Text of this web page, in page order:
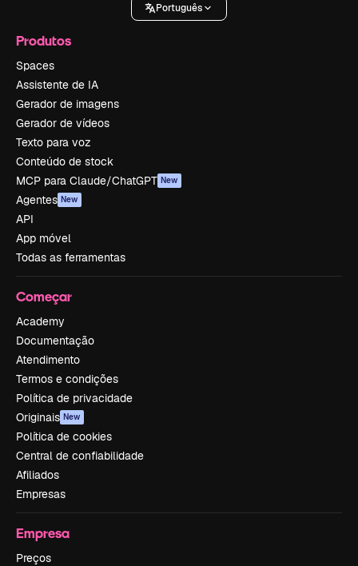
Português
Produtos
Spaces
Assistente de IA
Gerador de imagens
Gerador de vídeos
Texto para voz
Conteúdo de stock
MCP para Claude/ChatGPT New
Agentes New
API
App móvel
Todas as ferramentas
Começar
Academy
Documentação
Atendimento
Termos e condições
Política de privacidade
Originais New
Política de cookies
Central de confiabilidade
Afiliados
Empresas
Empresa
Preços